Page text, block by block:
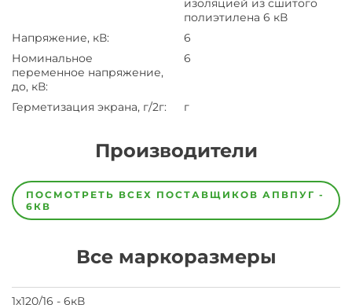
изоляцией из сшитого
полиэтилена 6 кВ
Напряжение, кВ:
6
Номинальное
переменное напряжение,
до, кВ:
6
Герметизация экрана, г/2г: г
Производители
Завод Завод-
изготовитель
предпочел
на
завод
ПОСМОТРЕТЬ ВСЕХ ПОСТАВЩИКОВ АПВПУГ -
6КВ
Все маркоразмеры
1х120/16 - 6кВ